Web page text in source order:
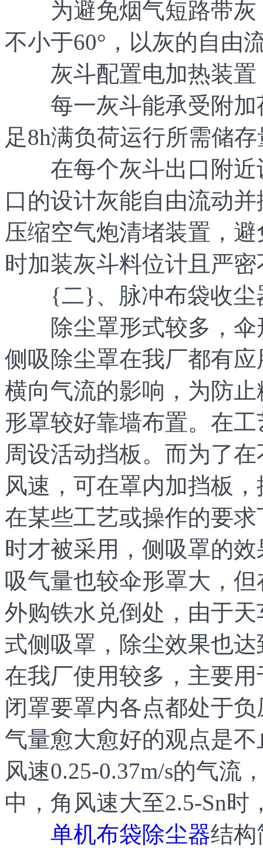
为避免烟气短路带灰
不小于60°，以灰的自由
灰斗配置电加热装置
每一灰斗能承受附加
足8h满负荷运行所需储
在每个灰斗出口附近
口的设计灰能自由流动
压缩空气炮清堵装置，
时加装灰斗料位计且严
{二}、脉冲布袋收尘
除尘罩形式较多，伞
侧吸除尘罩在我厂都有
横向气流的影响，为防
形罩较好靠墙布置。在
周设活动挡板。而为了
风速，可在罩内加挡板
在某些工艺或操作的要
时才被采用，侧吸罩的
吸气量也较伞形罩大，
外购铁水兑倒处，由于
式侧吸罩，除尘效果也
在我厂使用较多，主要
闭罩要罩内各点都处于
气量愈大愈好的观点是
风速0.25-0.37m/s的气流
中，角风速大至2.5-Sn
单机布袋除尘器结构